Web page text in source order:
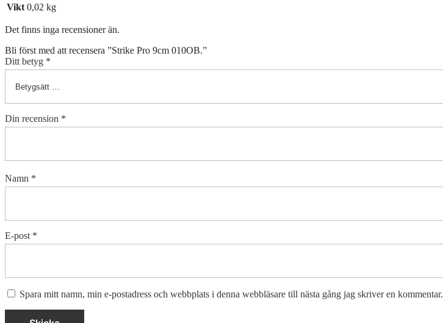
Vikt 0,02 kg
Det finns inga recensioner än.
Bli först med att recensera ”Strike Pro 9cm 010OB.”
Ditt betyg *
Din recension *
Namn *
E-post *
Spara mitt namn, min e-postadress och webbplats i denna webbläsare till nästa gång jag skriver en kommentar.